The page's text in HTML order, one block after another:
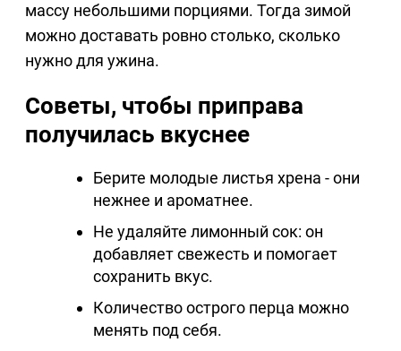
массу небольшими порциями. Тогда зимой
можно доставать ровно столько, сколько
нужно для ужина.
Советы, чтобы приправа
получилась вкуснее
Берите молодые листья хрена - они
нежнее и ароматнее.
Не удаляйте лимонный сок: он
добавляет свежесть и помогает
сохранить вкус.
Количество острого перца можно
менять под себя.